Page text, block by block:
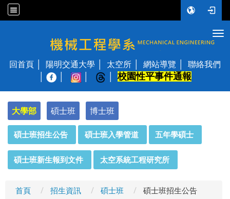
國立陽明交通大學 機械工程學系
回首頁 陽明交通大學 太空所 網站導覽
聯絡我們
校園性平事件通報
大學部 碩士班
博士班
碩士班招生公告 碩士班入學管道 五年學碩士
碩士班新生報到文件 太空系統工程研究所
首頁 招生資訊 碩士班 碩士班招生公告